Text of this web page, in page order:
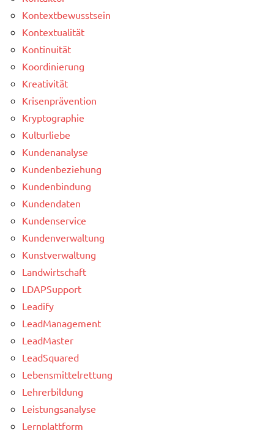
Kontextbewusstsein
Kontextualität
Kontinuität
Koordinierung
Kreativität
Krisenprävention
Kryptographie
Kulturliebe
Kundenanalyse
Kundenbeziehung
Kundenbindung
Kundendaten
Kundenservice
Kundenverwaltung
Kunstverwaltung
Landwirtschaft
LDAPSupport
Leadify
LeadManagement
LeadMaster
LeadSquared
Lebensmittelrettung
Lehrerbildung
Leistungsanalyse
Lernplattform